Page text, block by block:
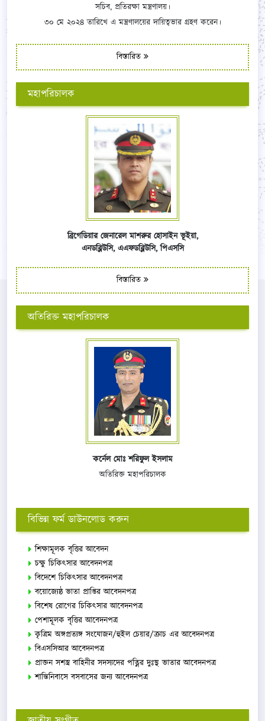
সচিব, প্রতিরক্ষা মন্ত্রণালয়।
৩০ মে ২০২৪ তারিখে এ মন্ত্রণালয়ের দায়িত্বভার গ্রহণ করেন।
বিস্তারিত
মহাপরিচালক
ব্রিগেডিয়ার জেনারেল মাশরুর হোসাইন ভূইয়া,
এনডব্লিউসি, এএফডব্লিউসি,পিএসসি
বিস্তারিত
অতিরিক্ত মহাপরিচালক
কর্নেল মোঃ শরিফুল ইসলাম
অতিরিক্ত মহাপরিচালক
বিভিন্ন ফর্ম ডাউনলোড করুন
শিক্ষামূলক বৃত্তির আবেদন
চক্ষু চিকিৎসার আবেদনপত্র
বিদেশে চিকিৎসার আবেদনপত্র
বয়োজ্যেষ্ঠ ভাতা প্রাপ্তির আবেদনপত্র
বিশেষ রোগের চিকিৎসার আবেদনপত্র
পেশামূলক বৃত্তির আবেদনপত্র
কৃত্রিম অঙ্গপ্রত্যঙ্গ সংযোজন/হুইল চেয়ার/ক্রাচ এর আবেদনপত্র
বিএসসিআর আবেদনপত্র
প্রাক্তন সশস্ত্র বাহিনীর সদস্যদের পত্নির দুঃস্থ ভাতার আবেদনপত্র
শান্তিনিবাসে বসবাসের জন্য আবেদনপত্র